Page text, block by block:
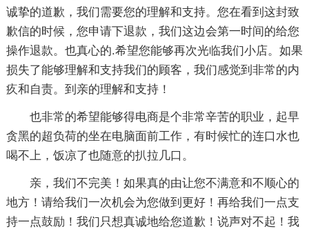
诚挚的道歉，我们需要您的理解和支持。您在看到这封致
歉信的时候，您申请下退款，我们这边会第一时间的给您
操作退款。也真心的.希望您能够再次光临我们小店。如果
损失了能够理解和支持我们的顾客，我们感觉到非常的内
疚和自责。到亲的理解和支持！
也非常的希望能够得电商是个非常辛苦的职业，起早
贪黑的超负荷的坐在电脑面前工作，有时候忙的连口水也
喝不上，饭凉了也随意的扒拉几口。
亲，我们不完美！如果真的由让您不满意和不顺心的
地方！请给我们一次机会为您做到更好！再给我们一点支
持一点鼓励！我们只想真诚地给您道歉！说声对不起！我